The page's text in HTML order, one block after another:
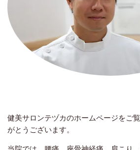
健美サロンテヅカのホームページをご
がとうございます。